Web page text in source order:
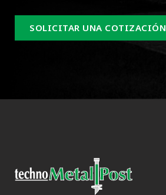
SOLICITAR UNA COTIZACIÓN